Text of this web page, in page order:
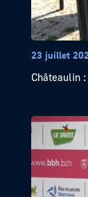
23 juillet
Châteaulin